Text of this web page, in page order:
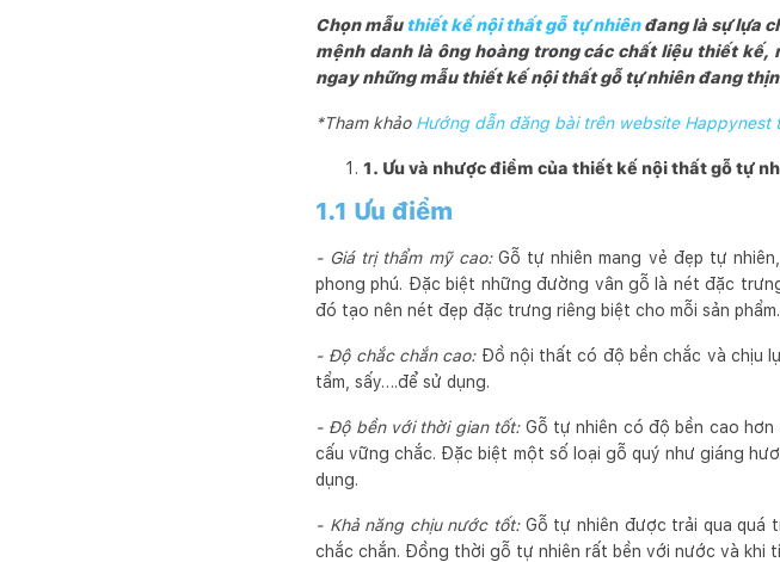
Chọn mẫu thiết kế nội thất gỗ tự nhiênđang là sự lựa
mệnh danh là ông hoàng trong các chất liệu thiết
ngay những mẫu thiết kế nội thất gỗ tự nhiên đang
*Tham khảo Hướng dẫn đăng bài trên website Happynest
1. Ưu và nhược điểm của thiết kế nội thất gỗ tự
1.1 Ưu điểm
- Giá trị thẩm mỹ cao:Gỗ tự nhiên mang vẻ đẹp tự
phong phú. Đặc biệt những đường vân gỗ là nét đặc
đó tạo nên nét đẹp đặc trưng riêng biệt cho mỗi sản phẩm.
- Độ chắc chắn cao: Đồ nội thất có độ bền chắc và chịu
tẩm, sấy….để sử dụng.
- Độ bền với thời gian tốt: Gỗ tự nhiên có độ bền cao
cấu vững chắc. Đặc biệt một số loại gỗ quý như giáng
dụng.
- Khả năng chịu nước tốt:Gỗ tự nhiên được trải qua quá
chắc chắn. Đồng thời gỗ tự nhiên rất bền với nước và khi